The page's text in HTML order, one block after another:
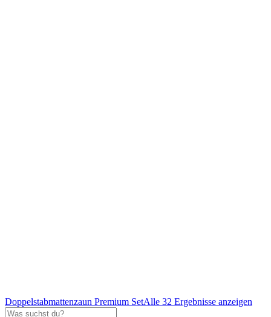
Doppelstabmattenzaun Premium SetAlle 32 Ergebnisse anzeigen